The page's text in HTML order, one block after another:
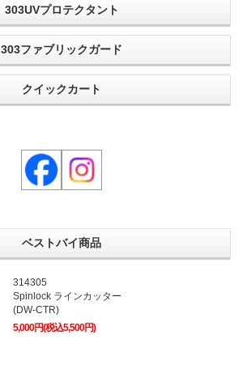
303UVプロテクタント
303ファブリックガード
クイックカート
ベストバイ商品
314305
Spinlock ラインカッター
(DW-CTR)
5,000円(税込5,500円)